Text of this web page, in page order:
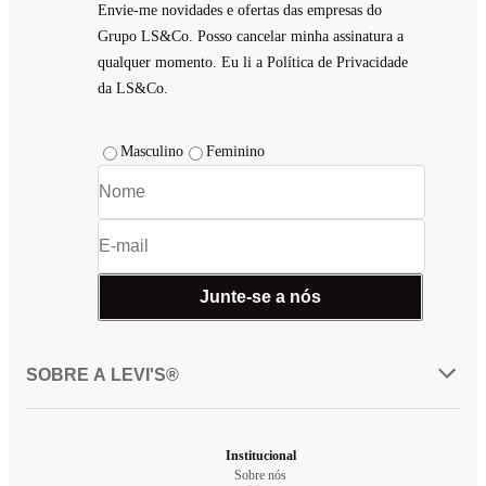
Envie-me novidades e ofertas das empresas do
Grupo LS&Co. Posso cancelar minha assinatura a
qualquer momento. Eu li a Política de Privacidade
da LS&Co.
Masculino Feminino
Junte-se a nós
SOBRE A LEVI'S®
Institucional
Sobre nós